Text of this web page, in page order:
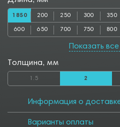
1850 200 250 300 350
600 650 700 750 800
1150 1200 1250
2000 2050 2300 2500 2550
3500 3550 4000 4050 4500
5550
Показать
Толщина, мм
1.5 2
Информация о
Варианты оплаты